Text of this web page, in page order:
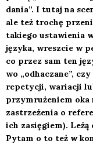
da­nia”. I tutaj na
ale też tro­chę
takie­go usta­wie­nia
języ­ka, wresz­cie w
co przez sam ten
wo „odha­cza­ne”,
repe­ty­cji, waria­cji
przy­mru­że­niem
zastrze­że­nia o
ich zasię­giem).
Pytam o to też w